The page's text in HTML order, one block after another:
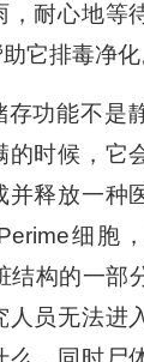
，耐心地等
它排毒净化
功能不是
的时候，它
并释放一种
细胞
结构的一部
人员无法进